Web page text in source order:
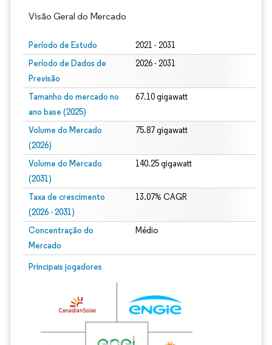
Visão Geral do Mercado
Período de Estudo 2021 - 2031
Período de Dados de
Previsão
2026 - 2031
Tamanho do mercado no
ano base (2025)
67.10 gigawatt
Volume do Mercado
(2026)
75.87 gigawatt
Volume do Mercado
(2031)
140.25 gigawatt
Taxa de crescimento
(2026 - 2031)
13.07% CAGR
Concentração do
Mercado
Médio
Principais jogadores
Imagem © Mordor Intelligence. O reuso requer atribuição conforme CC BY 4.0.